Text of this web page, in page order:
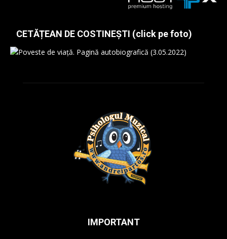
CETĂȚEAN DE COSTINEȘTI (click pe foto)
IMPORTANT